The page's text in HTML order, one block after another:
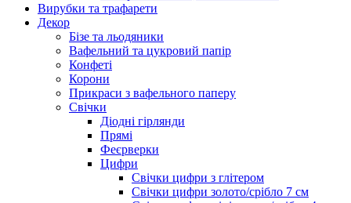
Вирубки та трафарети
Декор
Бізе та льодяники
Вафельний та цукровий папір
Конфеті
Корони
Прикраси з вафельного паперу
Свічки
Діодні гірлянди
Прямі
Феєрверки
Цифри
Свічки цифри з глітером
Свічки цифри золото/срібло 7 см